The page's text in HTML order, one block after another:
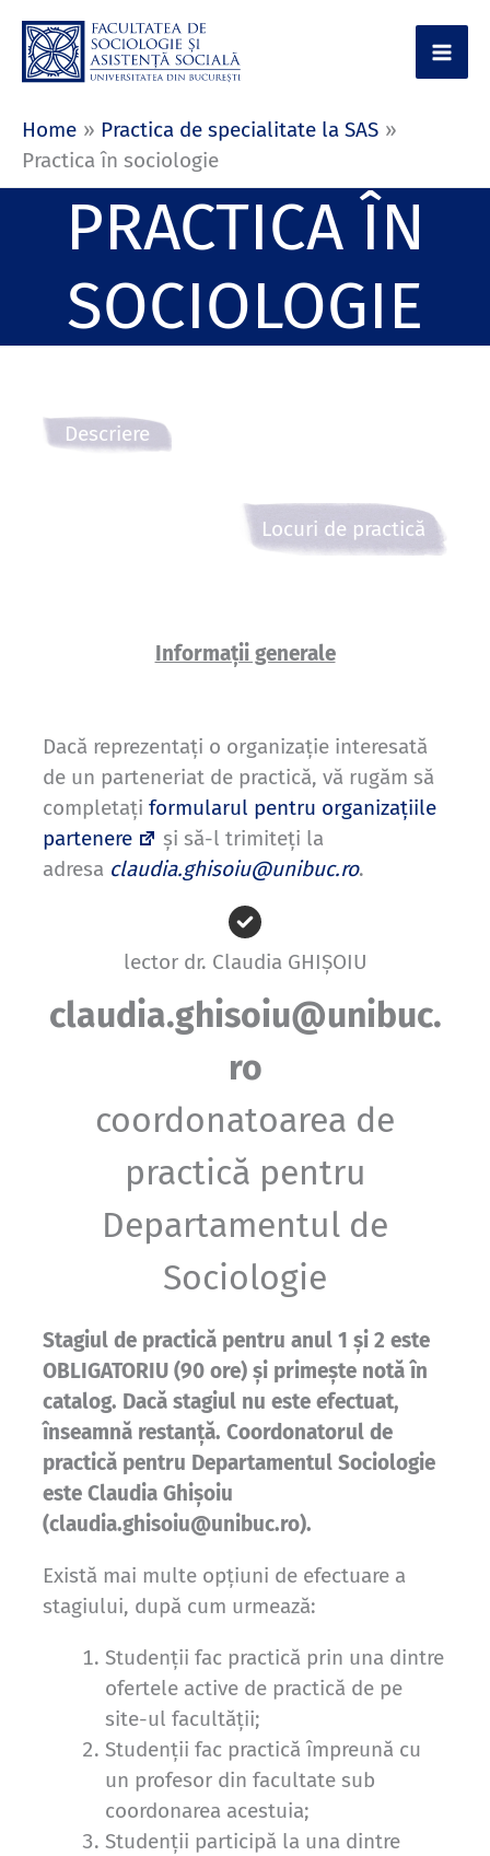
content
Home
Practica de specialitate la SAS
Practica în sociologie
PRACTICA ÎN
SOCIOLOGIE
Descriere
Locuri de practică
Informaţii generale
Dacă reprezentaţi o organizaţie interesată
de un parteneriat de practică, vă rugăm să
completaţi formularul pentru organizaţiile
partenere
şi să-l trimiteţi la
adresa claudia.ghisoiu@unibuc.ro.
lector dr. Claudia GHIȘOIU
claudia.ghisoiu@unibuc.
ro
coordonatoarea de
practică pentru
Departamentul de
Sociologie
Stagiul de practică pentru anul 1 şi 2 este
OBLIGATORIU (90 ore) şi primeşte notă în
catalog. Dacă stagiul nu este efectuat,
înseamnă restanţă. Coordonatorul de
practică pentru Departamentul Sociologie
este Claudia Ghișoiu
(claudia.ghisoiu@unibuc.ro).
Există mai multe opţiuni de efectuare a
stagiului, după cum urmează:
Studenții fac practică prin una dintre
ofertele active de practică de pe
site-ul facultății;
Studenții fac practică împreună cu
un profesor din facultate sub
coordonarea acestuia;
Studenții participă la una dintre